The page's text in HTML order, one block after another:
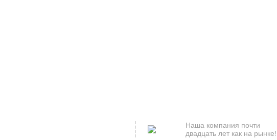
Наша компания почти
двадцать лет как на рынке!